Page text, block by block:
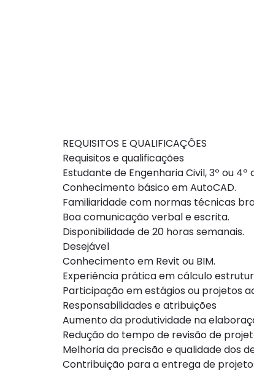
REQUISITOS E QUALIFICAÇÕES
Requisitos e qualificações
Estudante de Engenharia Civil, 3º ou
Conhecimento básico em AutoCAD.
Familiaridade com normas técnicas
Boa comunicação verbal e escrita.
Disponibilidade de 20 horas semanais.
Desejável
Conhecimento em Revit ou BIM.
Experiência prática em cálculo
Participação em estágios ou projetos
Responsabilidades e atribuições
Aumento da produtividade na
Redução do tempo de revisão de
Melhoria da precisão e qualidade dos
Contribuição para a entrega de